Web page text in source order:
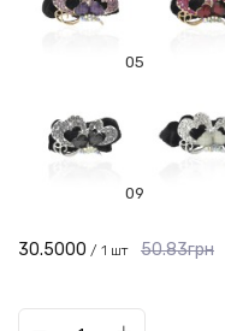
05
09
50.83грн
30.5000 / 1 шт